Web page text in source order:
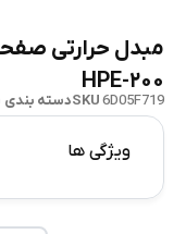
مبدل حرارتی
HPE-۲۰۰
SKU6D05F719 دسته بندی
ویژگی ها